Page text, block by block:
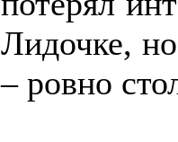
Лидочке,
– ровно